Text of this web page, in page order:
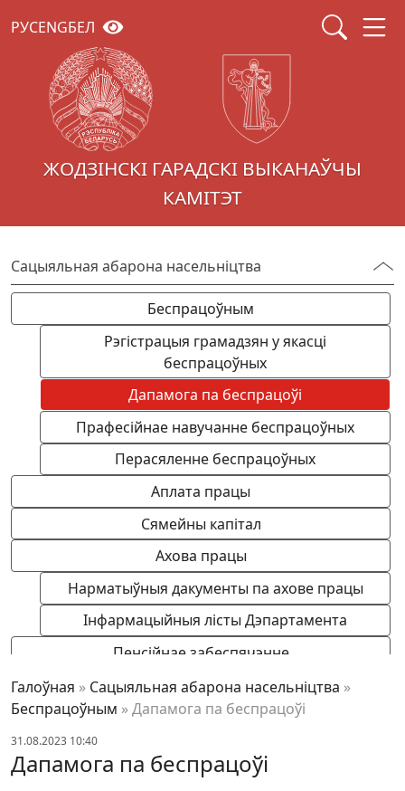
РУСENGБЕЛ
ЖОДЗІНСКІ ГАРАДСКІ ВЫКАНАЎЧЫ
КАМІТЭТ
Галоўная » Сацыяльная абарона насельніцтва »
Беспрацоўным »Дапамога па беспрацоўі
31.08.2023 10:40
Дапамога па беспрацоўі
Сацыяльная абарона насельніцтва
Беспрацоўным
Рэгістрацыя грамадзян у якасці
беспрацоўных
Дапамога па беспрацоўі
Прафесійнае навучанне беспрацоўных
Перасяленне беспрацоўных
Аплата працы
Сямейны капітал
Ахова працы
Нарматыўныя дакументы па ахове працы
Інфармацыйныя лісты Дэпартамента
Пенсійнае забеспячэнне
Штомесячная даплата да пенсіі
Пенсійнае забеспячэнне грамадзян, пацярпелых
ад катастрофы на Чарнобыльскай АЭС
Сацыяльная падтрымка насельніцтва